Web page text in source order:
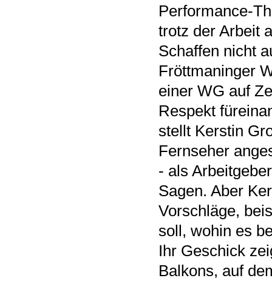
Performance-
trotz der Arbeit
Schaffen nicht
Fröttmaninger
einer WG auf
Respekt
stellt Kerstin
Fernseher
- als
Sagen. Aber
Vorschläge,
soll, wohin es
Ihr Geschick
Balkons, auf